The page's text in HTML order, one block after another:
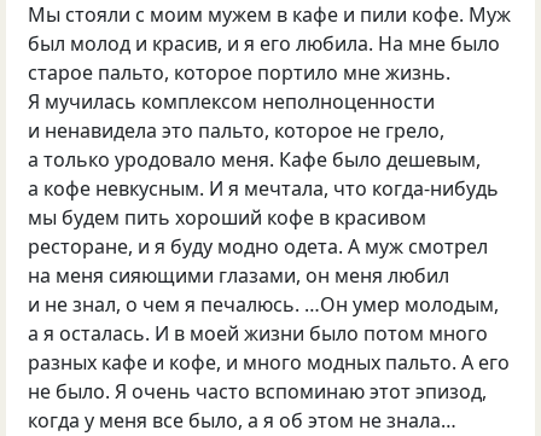
Мы стояли с моим мужем в кафе и пили кофе. Муж
был молод и красив, и я его любила. На мне было
старое пальто, которое портило мне жизнь.
Я мучилась комплексом неполноценности
и ненавидела это пальто, которое не грело,
а только уродовало меня. Кафе было дешевым,
а кофе невкусным. И я мечтала, что когда-нибудь
мы будем пить хороший кофе в красивом
ресторане, и я буду модно одета. А муж смотрел
на меня сияющими глазами, он меня любил
и не знал, о чем я печалюсь. …Он умер молодым,
а я осталась. И в моей жизни было потом много
разных кафе и кофе, и много модных пальто. А его
не было. Я очень часто вспоминаю этот эпизод,
когда у меня все было, а я об этом не знала…